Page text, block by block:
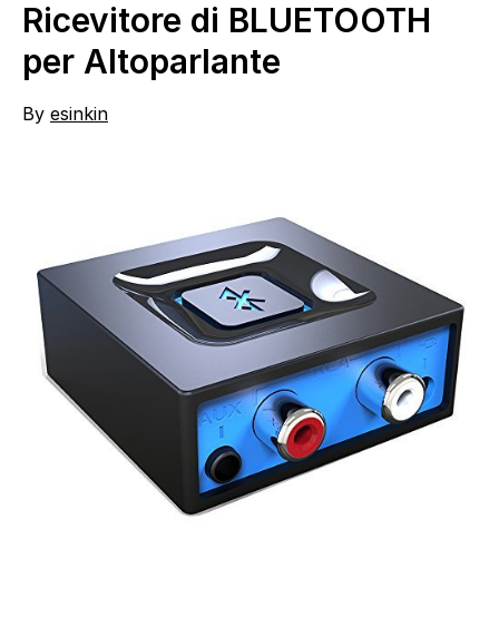
Ricevitore di BLUETOOTH
per Altoparlante
By esinkin